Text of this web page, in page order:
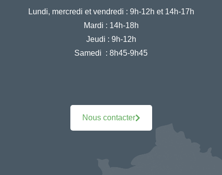
Lundi, mercredi et vendredi : 9h-12h et 14h-17h
Mardi : 14h-18h
Jeudi : 9h-12h
Samedi : 8h45-9h45
Nous contacter